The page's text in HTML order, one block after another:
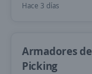
Hace 3 días
Armadores
Picking